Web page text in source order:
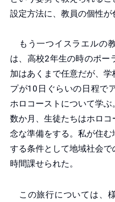
設定方法に、教員の個性が
もう一つイスラエルの
は、高校2年生の時のポー
加はあくまで任意だが、
プが10日ぐらいの日程で
ホロコーストについて学
数か月、生徒たちはホロ
念な準備をする。私が住
する条件として地域社会
時間課せられた。
この旅行については、